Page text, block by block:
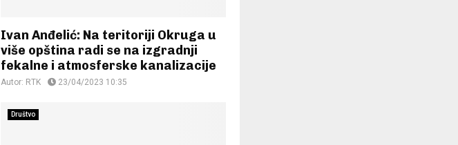
Ivan Anđelić: Na teritoriji Okruga u
više opština radi se na izgradnji
fekalne i atmosferske kanalizacije
Autor: RTK 23/04/2023 10:35
Društvo